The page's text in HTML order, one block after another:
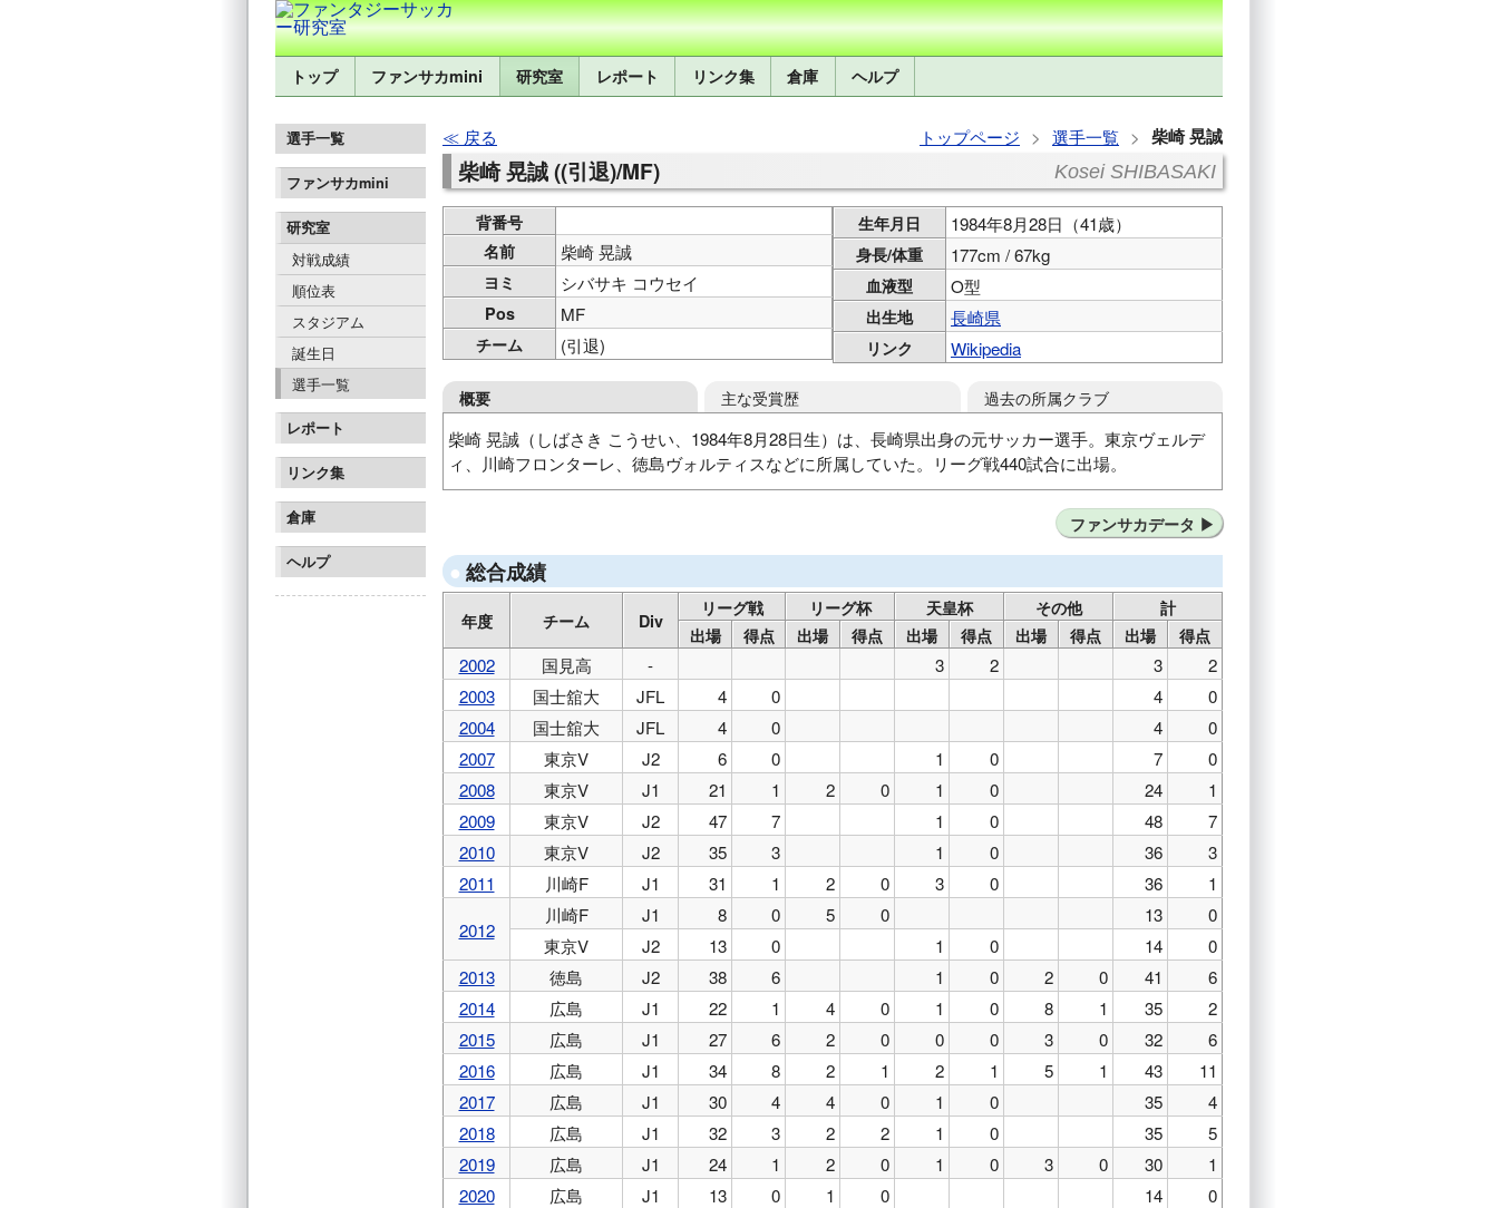
トップ ファンサカmini 研究室 レポート リンク集 倉庫 ヘルプ
選手一覧
ファンサカmini
研究室
対戦成績
順位表
スタジアム
誕生日
選手一覧
レポート
リンク集
倉庫
ヘルプ
戻る トップページ 選手一覧 柴崎 晃誠
柴崎 晃誠 ((引退)/MF) Kosei SHIBASAKI
背番号
名前
柴崎 晃誠
ヨミ シバサキ コウセイ
Pos MF
チーム (引退)
生年月日 1984年8月28日（41歳）
身長/体重 177cm / 67kg
血液型 O型
出生地 長崎県
リンク Wikipedia
概要
柴崎 晃誠（しばさき こうせい、1984年8月28日生）は、長崎県出身の元サッカー選手。東京ヴェルデ
ィ、川崎フロンターレ、徳島ヴォルティスなどに所属していた。リーグ戦440試合に出場。
主な受賞歴 過去の所属クラブ
ファンサカデータ
総合成績
年度 チーム Div
リーグ戦 リーグ杯 天皇杯 その他
計
出場
得点 出場 得点 出場 得点 出場 得点 出場 得点
2002 国見高 - 3 2 3
2
2003
国士舘大 JFL 4 0 4
0
2004
国士舘大 JFL 4 0 4
0
2007
東京V J2 6 0 1 0 7
0
2008
東京V J1 21 1 2 0 1 0 24
1
2009
東京V J2 47 7 1 0 48
7
2010
東京V J2 35 3 1 0 36
3
2011
川崎F J1 31 1 2 0 3 0 36
1
2012
川崎F J1 8 0 5 0 13
0
東京V
J2 13 0 1 0 14
0
2013
徳島 J2 38 6 1 0 2 0 41
6
2014
広島 J1 22 1 4 0 1 0 8 1 35
2
2015
広島 J1 27 6 2 0 0 0 3 0 32
6
2016
広島 J1 34 8 2 1 2 1 5 1 43
11
2017
広島 J1 30 4 4 0 1 0 35
4
2018
広島 J1 32 3 2 2 1 0 35
5
2019
広島 J1 24 1 2 0 1 0 3 0 30
1
2020
広島 J1 13 0 1 0 14
0